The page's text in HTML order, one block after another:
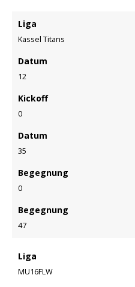
Liga
Kassel Titans
Datum
12
Kickoff
0
Datum
35
Begegnung
0
Begegnung
47
Liga
MU16FLW